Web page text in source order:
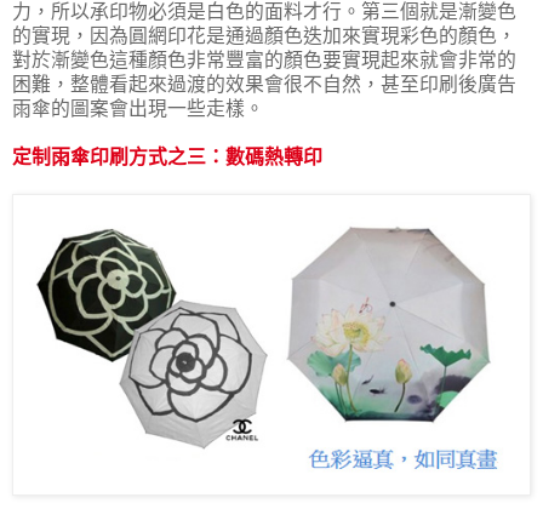
力，所以承印物必須是白色的面料才行。第三個就是漸變色
的實現，因為圓網印花是通過顏色迭加來實現彩色的顏色，
對於漸變色這種顏色非常豐富的顏色要實現起來就會非常的
困難，整體看起來過渡的效果會很不自然，甚至印刷後廣告
雨傘的圖案會出現一些走樣。
定制雨傘印刷方式之三：數碼熱轉印